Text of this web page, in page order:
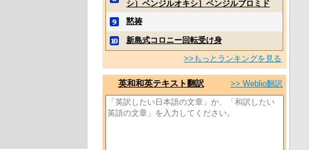
シ）ベンジルオキシ］ベンジルブロミド
黙祷
新島式コロニー回転受け身
>>もっとランキングを見る
英和和英テキスト翻訳 >> Weblio翻訳